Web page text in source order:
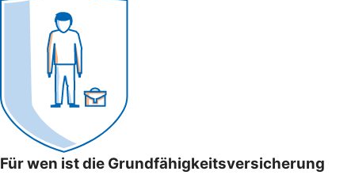
Für wen ist die Grundfähigkeitsversicherung